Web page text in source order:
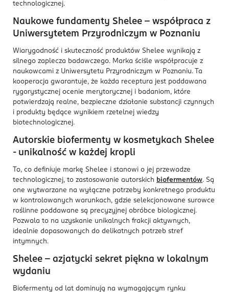
technologicznej.
Naukowe fundamenty Shelee - współpraca z
Uniwersytetem Przyrodniczym w Poznaniu
Wiarygodność i skuteczność produktów Shelee wynikają z
silnego zaplecza badawczego. Marka ściśle współpracuje z
naukowcami z Uniwersytetu Przyrodniczym w Poznaniu. Ta
kooperacja gwarantuje, że każda receptura jest poddawana
rygorystycznej ocenie merytorycznej i badaniom, które
potwierdzają realne, bezpieczne działanie substancji czynnych
i produkty będące wynikiem rzetelnej wiedzy
biotechnologicznej.
Autorskie biofermenty w kosmetykach Shelee
- unikalność w każdej kropli
To, co definiuje markę Shelee i stanowi o jej przewadze
technologicznej, to zastosowanie autorskich biofermentów. Są
one wytwarzane na wyłączne potrzeby konkretnego produktu
w kontrolowanych warunkach, gdzie selekcjonowane surowce
roślinne poddawane są precyzyjnej obróbce biologicznej.
Pozwala to na uzyskanie unikalnych frakcji aktywnych,
idealnie dopasowanych do delikatnych potrzeb stref
intymnych.
Shelee - azjatycki sekret piękna w lokalnym
wydaniu
Biofermenty od lat dominują na wymagającym rynku